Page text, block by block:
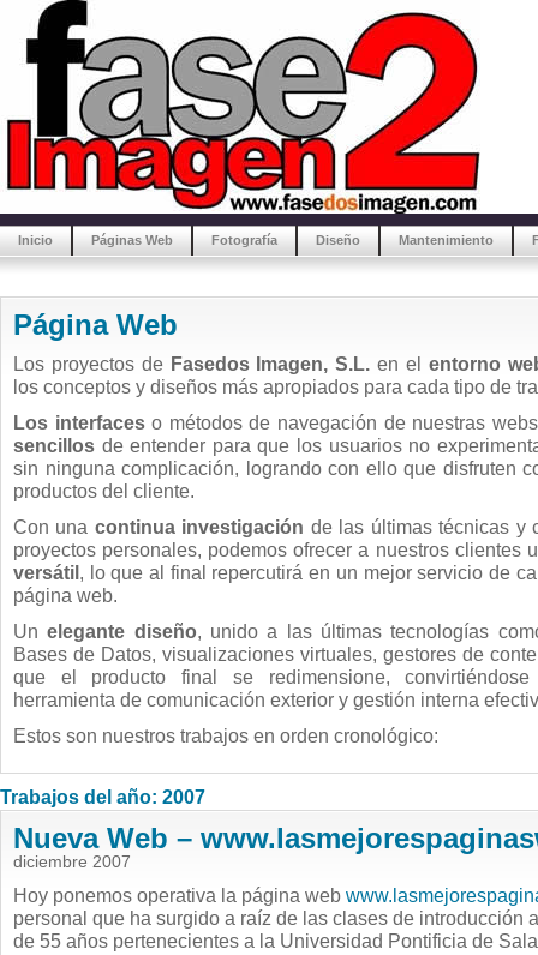
Inicio Páginas Web Fotografía Diseño Mantenimiento
Página Web
Los proyectos de Fasedos Imagen, S.L. en el entorno
los conceptos y diseños más apropiados para cada tipo de
Los interfaceso métodos de navegación de nuestras
sencillos de entender para que los usuarios no
sin ninguna complicación, logrando con ello que disfruten
productos del cliente.
Con una continua investigación de las últimas técnicas y
proyectos personales, podemos ofrecer a nuestros clientes
versátil, lo que al final repercutirá en un mejor servicio de
página web.
Unelegante diseño, unido a las últimas tecnologías
Bases de Datos, visualizaciones virtuales, gestores de
que el producto final se redimensione,
herramienta de comunicación exterior y gestión interna
Estos son nuestros trabajos en orden cronológico:
Trabajos del año: 2007
Nueva Web –
diciembre 2007
Hoy ponemos operativa la página web
personal que ha surgido a raíz de las clases de introducción
de 55 años pertenecientes a la Universidad Pontificia de